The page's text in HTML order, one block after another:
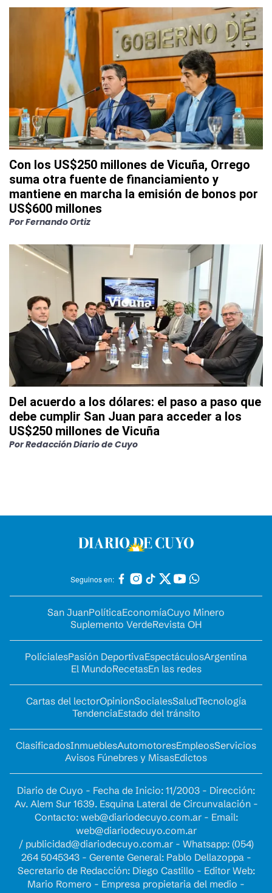
Con los US$250 millones de Vicuña, Orrego
suma otra fuente de financiamiento y
mantiene en marcha la emisión de bonos por
US$600 millones
PorFernando Ortiz
Del acuerdo a los dólares: el paso a paso que
debe cumplir San Juan para acceder a los
US$250 millones de Vicuña
PorRedacción Diario de Cuyo
Seguinos en:
San JuanPolíticaEconomíaCuyo Minero
Suplemento VerdeRevista OH
PolicialesPasión DeportivaEspectáculosArgentina
El MundoRecetasEn las redes
Cartas del lectorOpinionSocialesSaludTecnología
TendenciaEstado del tránsito
ClasificadosInmueblesAutomotoresEmpleosServicios
Avisos Fúnebres y MisasEdictos
Diario de Cuyo - Fecha de Inicio: 11/2003 - Dirección:
Av. Alem Sur 1639. Esquina Lateral de Circunvalación -
Contacto: web@diariodecuyo.com.ar- Email:
web@diariodecuyo.com.ar
/ publicidad@diariodecuyo.com.ar- Whatsapp: (054)
264 5045343 - Gerente General: Pablo Dellazoppa -
Secretario de Redacción: Diego Castillo - Editor Web:
Mario Romero - Empresa propietaria del medio -